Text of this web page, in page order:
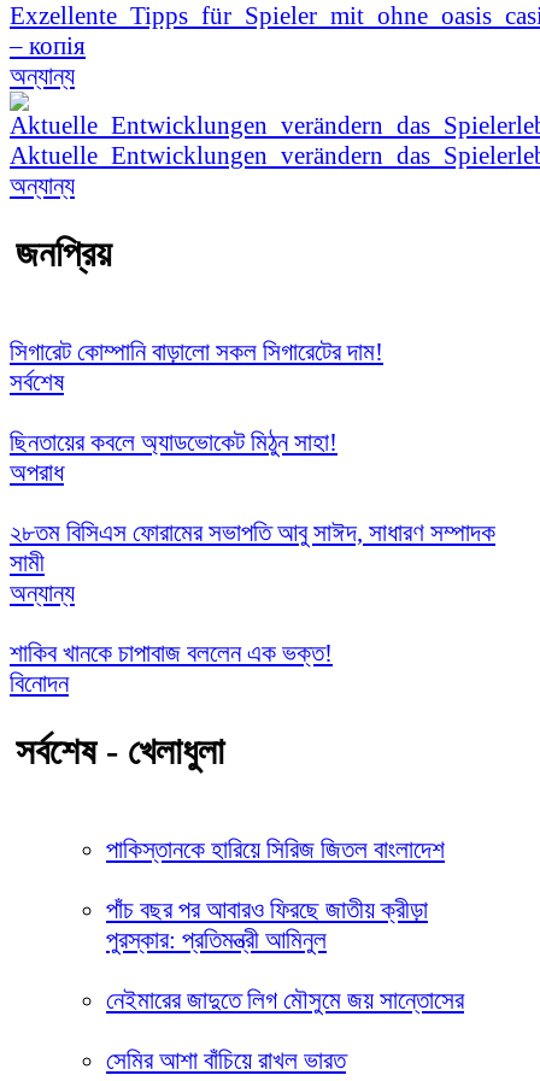
– копія
অন্যান্য
অন্যান্য
জনপ্রিয়
সিগারেট কোম্পানি বাড়ালো সকল সিগারেটের দাম!
সর্বশেষ
ছিনতায়ের কবলে অ্যাডভোকেট মিঠুন সাহা!
অপরাধ
২৮তম বিসিএস ফোরামের সভাপতি আবু সাঈদ, সাধারণ সম্পাদক
সামী
অন্যান্য
শাকিব খানকে চাপাবাজ বললেন এক ভক্ত!
বিনোদন
সর্বশেষ - খেলাধুলা
পাকিস্তানকে হারিয়ে সিরিজ জিতল বাংলাদেশ
পাঁচ বছর পর আবারও ফিরছে জাতীয় ক্রীড়া
পুরস্কার: প্রতিমন্ত্রী আমিনুল
নেইমারের জাদুতে লিগ মৌসুমে জয় সান্তোসের
সেমির আশা বাঁচিয়ে রাখল ভারত